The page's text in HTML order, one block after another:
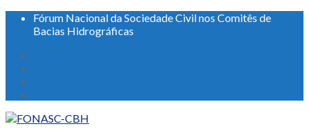
Fórum Nacional da Sociedade Civil nos Comitês de
Bacias Hidrográficas